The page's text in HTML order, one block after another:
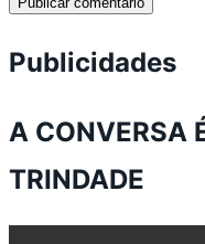
Publicidades
A CONVERSA
TRINDADE